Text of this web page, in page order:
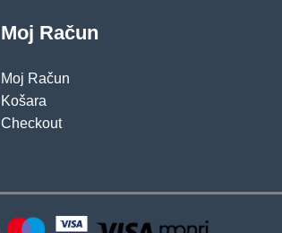
Moj Račun
Moj Račun
Košara
Checkout